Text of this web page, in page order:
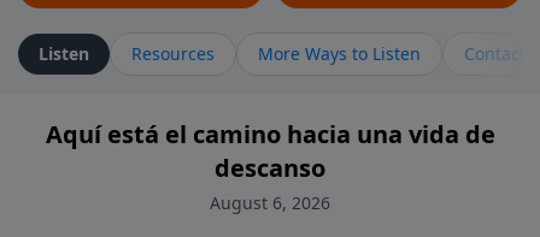
Listen Resources More Ways to Listen Contact
Aquí está el camino hacia una vida de
descanso
August 6, 2026